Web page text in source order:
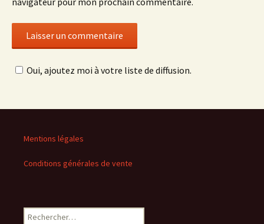
Oui, ajoutez moi à votre liste de diffusion.
Mentions légales
Conditions générales de vente
Rechercher :